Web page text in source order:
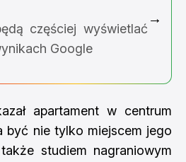
częściej wyświetlać
Google
→
apartament w centrum
być nie tylko miejscem jego
studiem nagraniowym